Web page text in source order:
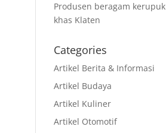
Produsen beragam kerupuk
khas Klaten
Categories
Artikel Berita & Informasi
Artikel Budaya
Artikel Kuliner
Artikel Otomotif